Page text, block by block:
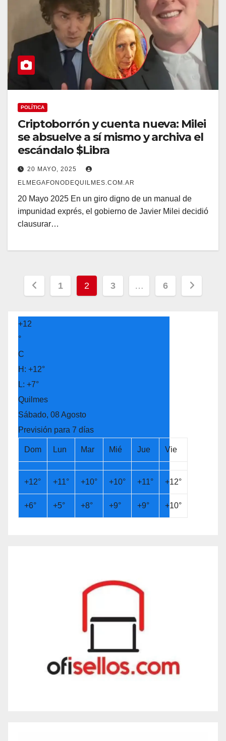
POLÍTICA
Criptoborrón y cuenta nueva: Milei
se absuelve a sí mismo y archiva el
escándalo $Libra
20 MAYO, 2025
ELMEGAFONODEQUILMES.COM.AR
20 Mayo 2025 En un giro digno de un manual de
impunidad exprés, el gobierno de Javier Milei decidió
clausurar…
Navegación
entradas
1 2 3 … 6
+12
°
C
H: +12°
L: +7°
Quilmes
Sábado, 08 Agosto
Previsión para 7 días
Dom Lun Mar Mié Jue Vie
+12° +11° +10° +10° +11° +12°
+6° +5° +8° +9° +9° +10°